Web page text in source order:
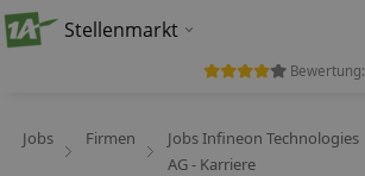
Stellenmarkt
Jobs Firmen
Jobs Infineon Technologies
AG - Karriere
Bewertung: